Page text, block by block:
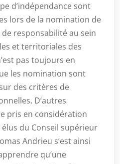
d’indépendance sont
lors de la nomination de
responsabilité au sein
et territoriales des
pas toujours en
les nomination sont
des critères de
D’autres
pris en considération
du Conseil supérieur
Andrieu s’est ainsi
qu’une